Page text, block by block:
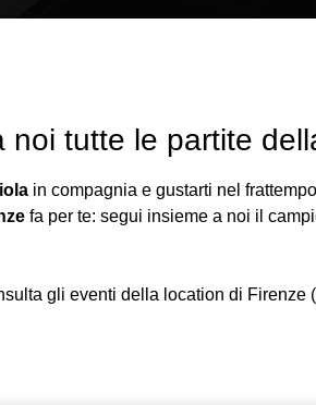
noi tutte le partite
in compagnia e gustarti nel
fa per te: segui insieme a noi il
gli eventi della location di Firenze